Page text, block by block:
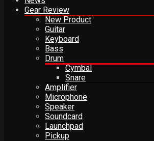
Gear Review
New Product
Guitar
Keyboard
Bass
Drum
Cymbal
Snare
Amplifier
Microphone
Speaker
Soundcard
Launchpad
Pickup